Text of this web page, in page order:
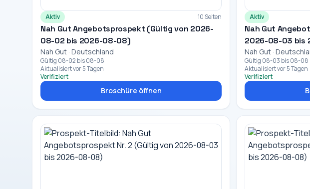
Aktiv 10 Seiten
Nah Gut Angebotsprospekt (Gültig von 2026-
08-02 bis 2026-08-08)
Nah Gut · Deutschland
Gültig 08-02 bis 08-08
Aktualisiert vor 5 Tagen
Verifiziert
Broschüre öffnen
Aktiv
Nah Gut
2026-08-03 bis
Nah Gut ·
Gültig 08-03 bis 08-08
Aktualisiert vor 5 Tagen
Verifiziert